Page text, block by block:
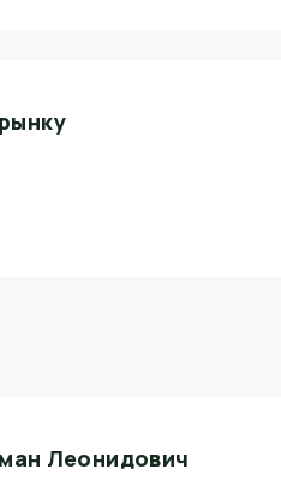
Леонидович